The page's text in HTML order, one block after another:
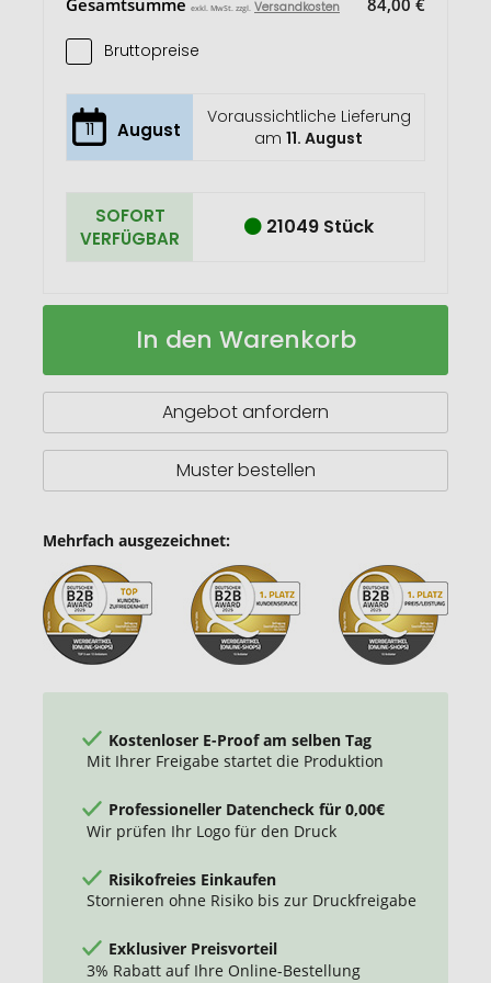
exkl. MwSt. zzgl. Versandkosten
Bruttopreise
11 August
Voraussichtliche Lieferung
am11. August
SOFORT
VERFÜGBAR
21049 Stück
Baloky
Einkaufstasche
Auf
In den Warenkorb
Angebot anfordern
Muster bestellen
Mehrfach ausgezeichnet:
Kostenloser E-Proof am selben Tag
Mit Ihrer Freigabe startet die Produktion
Professioneller Datencheck für 0,00€
Wir prüfen Ihr Logo für den Druck
Risikofreies Einkaufen
Stornieren ohne Risiko bis zur Druckfreigabe
Exklusiver Preisvorteil
3% Rabatt auf Ihre Online-Bestellung